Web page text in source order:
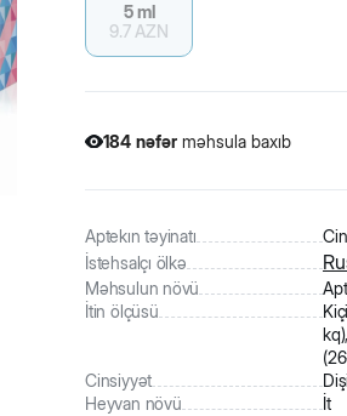
184 nəfər məhsula baxıb
5 ml
9.7 AZN
Aptekın təyinatı
İstehsalçı ölkə
Məhsulun növü
İtin ölçüsü
Cinsiyyət
Heyvan növü
İt